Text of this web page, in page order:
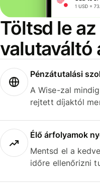
Töltsd le
valutaváltó
Pénzátutalási
A Wise-zal mindig
rejtett díjaktól
Élő árfolyamok
Mentsd el a
időre ellenőrizni